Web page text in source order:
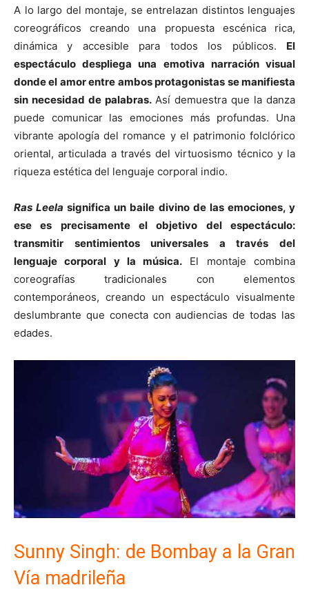
A lo largo del montaje, se entrelazan distintos lenguajes
coreográficos creando una propuesta escénica rica,
dinámica y accesible para todos los públicos. El
espectáculo despliega una emotiva narración visual
donde el amor entre ambos protagonistas se manifiesta
sin necesidad de palabras. Así demuestra que la danza
puede comunicar las emociones más profundas. Una
vibrante apología del romance y el patrimonio folclórico
oriental, articulada a través del virtuosismo técnico y la
riqueza estética del lenguaje corporal indio.
Ras Leela significa un baile divino de las emociones, y
ese es precisamente el objetivo del espectáculo:
transmitir sentimientos universales a través del
lenguaje corporal y la música. El montaje combina
coreografías tradicionales con elementos
contemporáneos, creando un espectáculo visualmente
deslumbrante que conecta con audiencias de todas las
edades.
Sunny Singh: de Bombay a la Gran
Vía madrileña